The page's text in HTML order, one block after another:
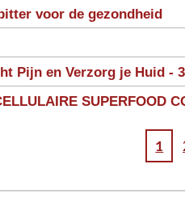
voor de gezondheid
Pijn en Verzorg je Huid -
SUPERFOOD
1